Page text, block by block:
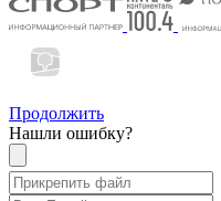
Продолжить
Нашли ошибку?